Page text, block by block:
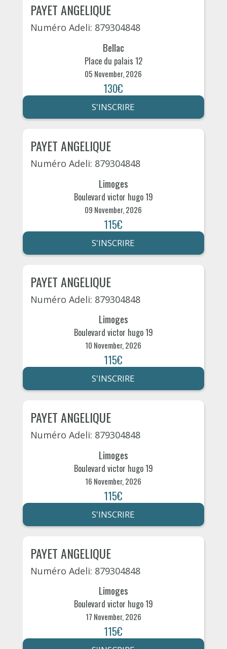
PAYET ANGELIQUE
Numéro Adeli: 879304848
Bellac
Place du palais 12
05 November, 2026
130€
S'INSCRIRE
PAYET ANGELIQUE
Numéro Adeli: 879304848
Limoges
Boulevard victor hugo 19
09 November, 2026
115€
S'INSCRIRE
PAYET ANGELIQUE
Numéro Adeli: 879304848
Limoges
Boulevard victor hugo 19
10 November, 2026
115€
S'INSCRIRE
PAYET ANGELIQUE
Numéro Adeli: 879304848
Limoges
Boulevard victor hugo 19
16 November, 2026
115€
S'INSCRIRE
PAYET ANGELIQUE
Numéro Adeli: 879304848
Limoges
Boulevard victor hugo 19
17 November, 2026
115€